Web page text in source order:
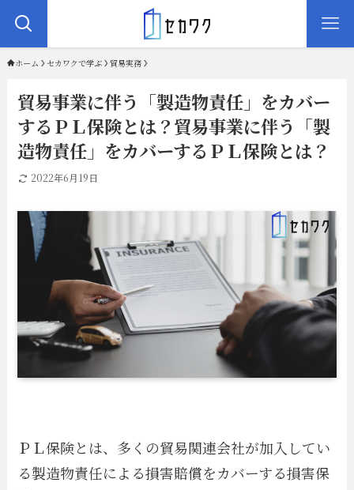
ホーム セカワクで学ぶ 貿易実務
貿易事業に伴う「製造物責任」をカバー
するＰＬ保険とは？貿易事業に伴う「製
造物責任」をカバーするＰＬ保険とは？
2022年6月19日
ＰＬ保険とは、多くの貿易関連会社が加入してい
る製造物責任による損害賠償をカバーする損害保